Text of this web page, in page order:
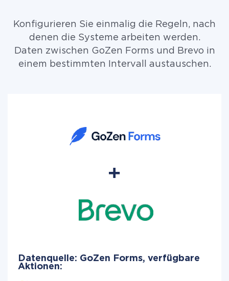
Konfigurieren Sie einmalig die Regeln, nach
denen die Systeme arbeiten werden.
Daten zwischen GoZen Forms und Brevo in
einem bestimmten Intervall austauschen.
Datenquelle: GoZen Forms, verfügbare
Aktionen: